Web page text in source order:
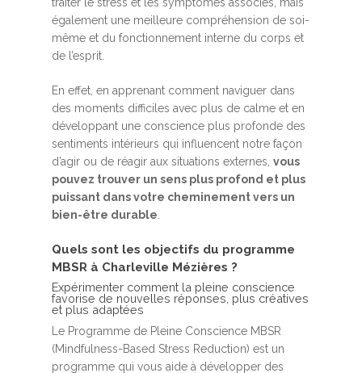
également une meilleure compréhension de soi-
même et du fonctionnement interne du corps et
de l’esprit.
En effet, en apprenant comment naviguer dans
des moments difficiles avec plus de calme et en
développant une conscience plus profonde des
sentiments intérieurs qui influencent notre façon
d’agir ou de réagir aux situations externes, vous
pouvez trouver un sens plus profond et plus
puissant dans votre cheminement vers un
bien-être durable
Quels sont les objectifs du programme
MBSR à Charleville Mézières ?
Expérimenter comment la pleine conscience
favorise de nouvelles réponses, plus créatives
et plus adaptées
Le Programme de Pleine Conscience MBSR
(Mindfulness-Based Stress Reduction) est un
programme qui vous aide à développer des